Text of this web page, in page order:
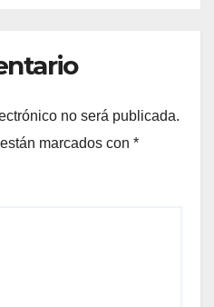
no será publicada.
marcados con *